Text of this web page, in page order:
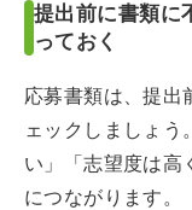
提出前に書類に
っておく
応募書類は、提出
ェックしましょう
い」「志望度は高
につながります。